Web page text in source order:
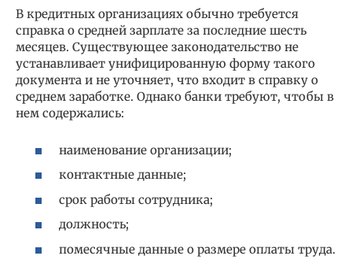
В кредитных организациях обычно требуется
справка о средней зарплате за последние шесть
месяцев. Существующее законодательство не
устанавливает унифицированную форму такого
документа и не уточняет, что входит в справку о
среднем заработке. Однако банки требуют, чтобы в
нем содержались:
наименование организации;
контактные данные;
срок работы сотрудника;
должность;
помесячные данные о размере оплаты труда.